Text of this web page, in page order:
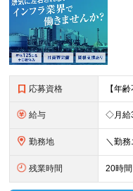
応募資格
給与
勤務地
残業時間 20時